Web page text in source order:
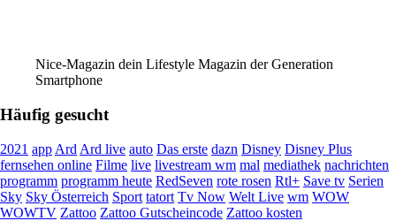
Nice-Magazin dein Lifestyle Magazin der Generation
Smartphone
Häufig gesucht
2021 app Ard Ard live auto Das erste dazn Disney Disney Plus
fernsehen online Filme live livestream wm mal mediathek nachrichten
programm programm heute RedSeven rote rosen Rtl+ Save tv Serien
Sky Sky Österreich Sport tatort Tv Now Welt Live wm WOW
WOWTV Zattoo Zattoo Gutscheincode Zattoo kosten